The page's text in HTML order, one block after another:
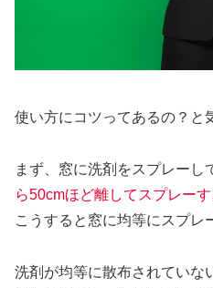
使い方にコツってあるの？と
まず、窓に洗剤をスプレーし
ら50cmほど離してスプレー
こうすると窓に均等にスプレ
洗剤が均等に散布されていな